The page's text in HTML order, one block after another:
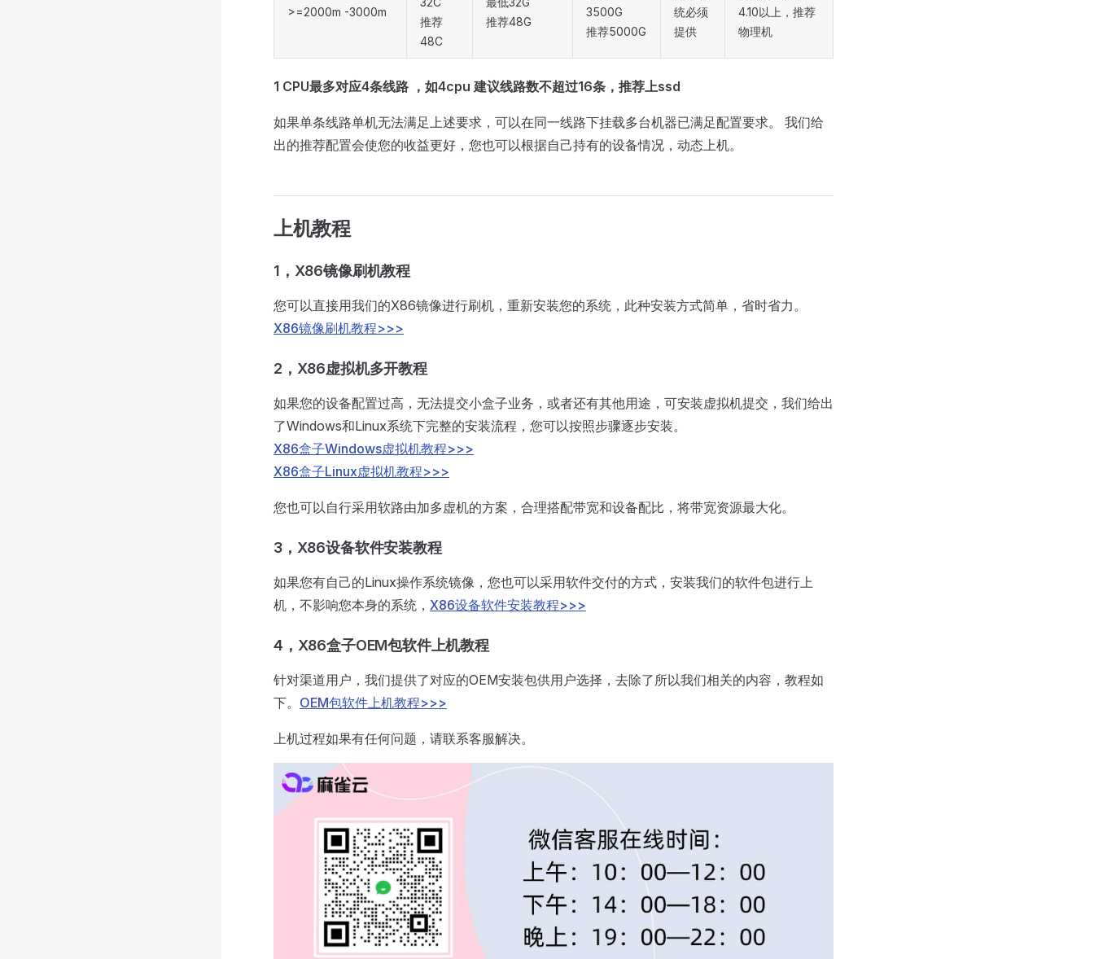
>=2000m -3000m
推荐
48C
推荐48G
3500G
推荐5000G
统必须
提供
4.10以上，推荐
物理机
1 CPU最多对应4条线路 ，如4cpu 建议线路数不超过16条，推荐上ssd
如果单条线路单机无法满足上述要求，可以在同一线路下挂载多台机器已满足配置要求。 我们给
出的推荐配置会使您的收益更好，您也可以根据自己持有的设备情况，动态上机。
上机教程
1，X86镜像刷机教程
您可以直接用我们的X86镜像进行刷机，重新安装您的系统，此种安装方式简单，省时省力。
X86镜像刷机教程>>>
2，X86虚拟机多开教程
如果您的设备配置过高，无法提交小盒子业务，或者还有其他用途，可安装虚拟机提交，我们给出
了Windows和Linux系统下完整的安装流程，您可以按照步骤逐步安装。
X86盒子Windows虚拟机教程>>>
X86盒子Linux虚拟机教程>>>
您也可以自行采用软路由加多虚机的方案，合理搭配带宽和设备配比，将带宽资源最大化。
3，X86设备软件安装教程
如果您有自己的Linux操作系统镜像，您也可以采用软件交付的方式，安装我们的软件包进行上
机，不影响您本身的系统， X86设备软件安装教程>>>
4，X86盒子OEM包软件上机教程
针对渠道用户，我们提供了对应的OEM安装包供用户选择，去除了所以我们相关的内容，教程如
下。 OEM包软件上机教程>>>
上机过程如果有任何问题，请联系客服解决。